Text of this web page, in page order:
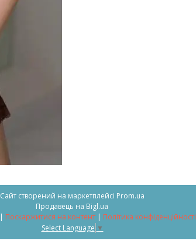
Сайт створений на маркетплейсі Prom.ua
Продавець на Bigl.ua
Мода-Позитив | Поскаржитися на контент | Політика конфіденційності
Select Language ▼